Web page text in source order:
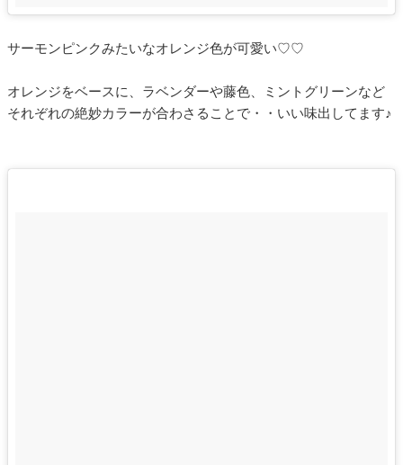
サーモンピンクみたいなオレンジ色が可愛い♡♡
オレンジをベースに、ラベンダーや藤色、ミントグリーンなど
それぞれの絶妙カラーが合わさることで・・いい味出してます♪